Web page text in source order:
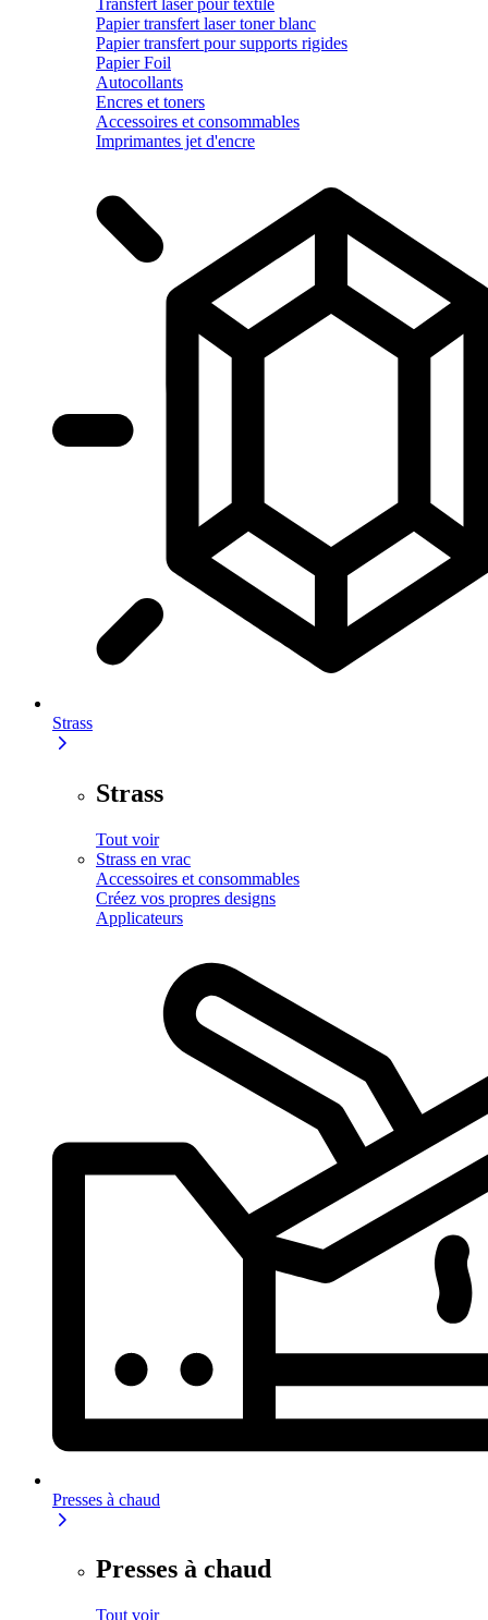
Papier transfert laser toner blanc
Papier transfert pour supports rigides
Papier Foil
Autocollants
Encres et toners
Accessoires et consommables
Imprimantes jet d'encre
Strass
Strass
Tout voir
Strass en vrac
Accessoires et consommables
Créez vos propres designs
Applicateurs
Presses à chaud
Presses à chaud
Tout voir